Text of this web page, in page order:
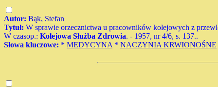
Autor: Bąk, Stefan
Tytuł: W sprawie orzecznictwa u pracowników kolejowych z
W czasop.: Kolejowa Służba Zdrowia. - 1957, nr 4/6, s. 137..
Słowa kluczowe: * MEDYCYNA * NACZYNIA KRWIONOŚNE